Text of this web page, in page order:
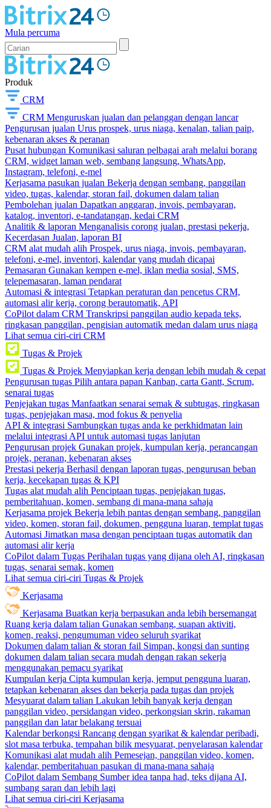
Mula percuma
Produk
CRM
CRM Menguruskan jualan dan pelanggan dengan lancar
Pengurusan jualan Urus prospek, urus niaga, kenalan, talian paip,
kebenaran akses & peranan
Pusat hubungan Komunikasi saluran pelbagai arah melalui borang
CRM, widget laman web, sembang langsung, WhatsApp,
Instagram, telefoni, e-mel
Kerjasama pasukan jualan Bekerja dengan sembang, panggilan
video, tugas, kalendar, storan fail, dokumen dalam talian
Pembolehan jualan Dapatkan anggaran, invois, pembayaran,
katalog, inventori, e-tandatangan, kedai CRM
Analitik & laporan Menganalisis corong jualan, prestasi pekerja,
Kecerdasan Jualan, laporan BI
CRM alat mudah alih Prospek, urus niaga, invois, pembayaran,
telefoni, e-mel, inventori, kalendar yang mudah dicapai
Pemasaran Gunakan kempen e-mel, iklan media sosial, SMS,
telepemasaran, laman pendarat
Automasi & integrasi Tetapkan peraturan dan pencetus CRM,
automasi alir kerja, corong berautomatik, API
CoPilot dalam CRM Transkripsi panggilan audio kepada teks,
ringkasan panggilan, pengisian automatik medan dalam urus niaga
Lihat semua ciri-ciri CRM
Tugas & Projek
Tugas & Projek Menyiapkan kerja dengan lebih mudah & cepat
Pengurusan tugas Pilih antara papan Kanban, carta Gantt, Scrum,
senarai tugas
Penjejakan tugas Manfaatkan senarai semak & subtugas, ringkasan
tugas, penjejakan masa, mod fokus & penyelia
API & integrasi Sambungkan tugas anda ke perkhidmatan lain
melalui integrasi API untuk automasi tugas lanjutan
Pengurusan projek Gunakan projek, kumpulan kerja, perancangan
projek, peranan, kebenaran akses
Prestasi pekerja Berhasil dengan laporan tugas, pengurusan beban
kerja, kecekapan tugas & KPI
Tugas alat mudah alih Penciptaan tugas, penjejakan tugas,
pemberitahuan, komen, sembang di mana-mana sahaja
Kerjasama projek Bekerja lebih pantas dengan sembang, panggilan
video, komen, storan fail, dokumen, pengguna luaran, templat tugas
Automasi Jimatkan masa dengan penciptaan tugas automatik dan
automasi alir kerja
CoPilot dalam Tugas Perihalan tugas yang dijana oleh AI, ringkasan
tugas, senarai semak, komen
Lihat semua ciri-ciri Tugas & Projek
Kerjasama
Kerjasama Buatkan kerja berpasukan anda lebih bersemangat
Ruang kerja dalam talian Gunakan sembang, suapan aktiviti,
komen, reaksi, pengumuman video seluruh syarikat
Dokumen dalam talian & storan fail Simpan, kongsi dan sunting
dokumen dalam talian secara mudah dengan rakan sekerja
menggunakan pemacu syarikat
Kumpulan kerja Cipta kumpulan kerja, jemput pengguna luaran,
tetapkan kebenaran akses dan bekerja pada tugas dan projek
Mesyuarat dalam talian Lakukan lebih banyak kerja dengan
panggilan video, persidangan video, perkongsian skrin, rakaman
panggilan dan latar belakang tersuai
Kalendar berkongsi Rancang dengan syarikat & kalendar peribadi,
slot masa terbuka, tempahan bilik mesyuarat, penyelarasan kalendar
Komunikasi alat mudah alih Pemesejan, panggilan video, komen,
kalendar, pemberitahuan pasukan di mana-mana sahaja
CoPilot dalam Sembang Sumber idea tanpa had, teks dijana AI,
sumbang saran dan lebih lagi
Lihat semua ciri-ciri Kerjasama